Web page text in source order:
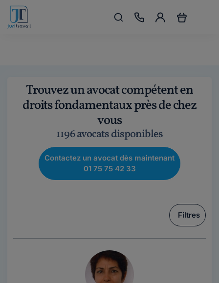
Trouvez un avocat compétent en
droits fondamentaux près de chez
vous
1196 avocats disponibles
Contactez un avocat dès maintenant
01 75 75 42 33
Filtres